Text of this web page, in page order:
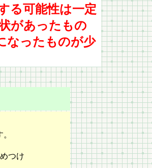
る可能性は一定
があったもの
なったものが少
つけ